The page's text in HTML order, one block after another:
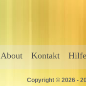
About Kontakt Hilfe
Copyright © 2026 -